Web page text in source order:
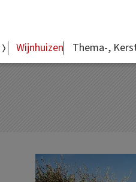
Wijnhuizen Thema-,